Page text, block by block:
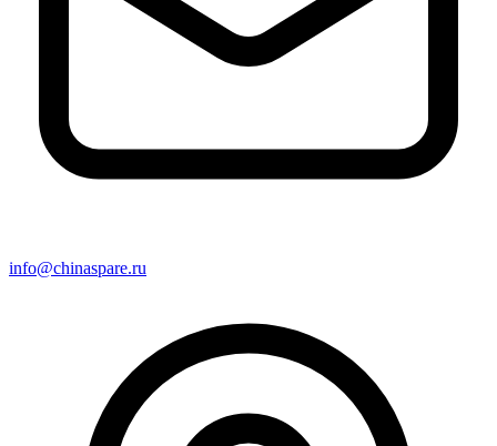
info@chinaspare.ru